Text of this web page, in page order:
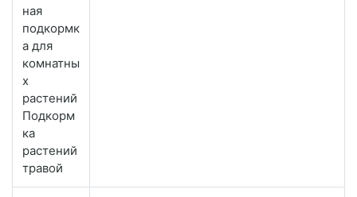
ная
подкормк
а для
комнатны
х
растений
Подкорм
ка
растений
травой